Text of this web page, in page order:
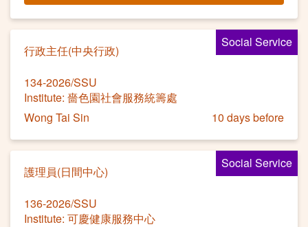
Social Service
行政主任(中央行政)
134-2026/SSU
Institute: 嗇色園社會服務統籌處
Wong Tai Sin
10 days before
Social Service
護理員(日間中心)
136-2026/SSU
Institute: 可慶健康服務中心